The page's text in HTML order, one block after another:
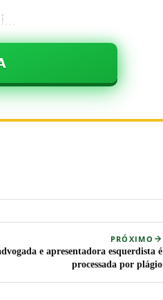
PRÓXIMO
e apresentadora esquerdista é
processada por plágio